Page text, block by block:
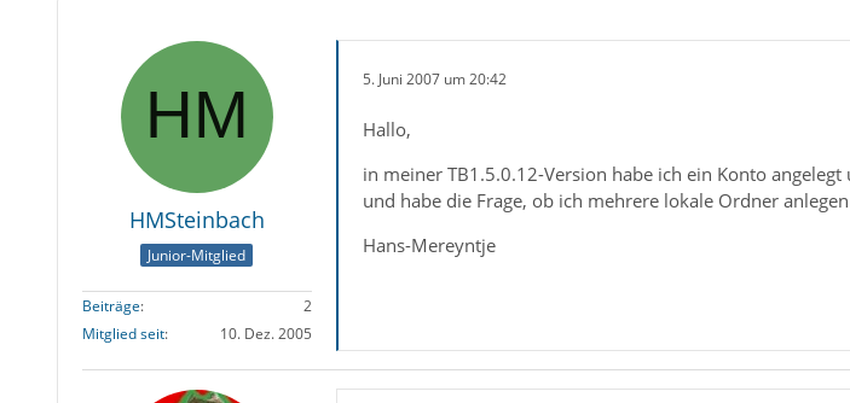
HMSteinbach
Junior-Mitglied
Beiträge
2
Mitglied seit
10. Dez. 2005
5. Juni 2007 um 20:42
Hallo,
in meiner TB1.5.0.12-Version habe ich ein Konto
und habe die Frage, ob ich mehrere lokale Ordner
Hans-Mereyntje